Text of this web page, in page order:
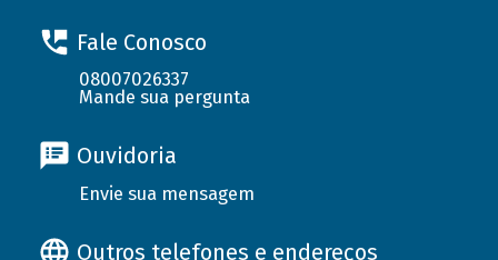
Fale Conosco
08007026337
Mande sua pergunta
Ouvidoria
Envie sua mensagem
Outros telefones e endereços